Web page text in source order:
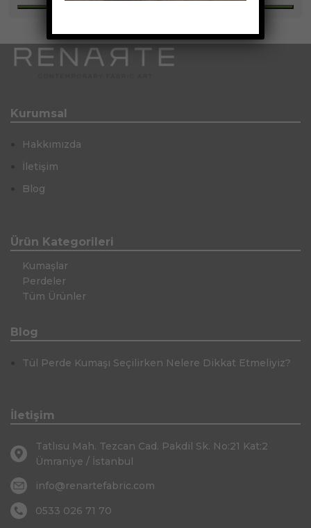
Kurumsal
Hakkımızda
İletişim
Blog
Ürün Kategorileri
Kumaşlar
Perdeler
Tüm Ürünler
Blog
Tül Perde Kumaşı Seçilirken Nelere Dikkat Etmeliyiz?
İletişim
Tatlısu Mah. Tezcan Cad. Pakdil Sk. No:21 Kat:2
Ümraniye / İstanbul
info@renartefabric.com
0533 026 71 70